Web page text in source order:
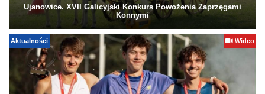
Ujanowice. XVII Galicyjski Konkurs Powożenia Zaprzęgami
Konnymi
Aktualności Wideo